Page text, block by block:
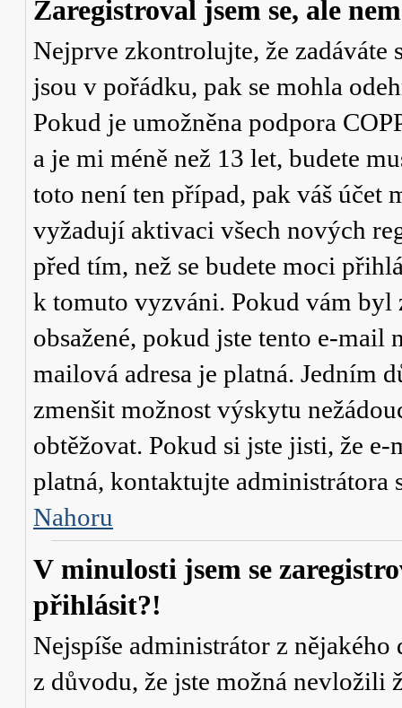
Zaregistroval jsem se, ale
Nejprve zkontrolujte, že zadáváte
jsou v pořádku, pak se mohla
Pokud je umožněna podpora
a je mi méně než 13 let, budete
toto není ten případ, pak váš účet
vyžadují aktivaci všech nových
před tím, než se budete moci
k tomuto vyzváni. Pokud vám byl
obsažené, pokud jste tento e-mail
mailová adresa je platná. Jedním
zmenšit možnost výskytu
obtěžovat. Pokud si jste jisti, že
platná, kontaktujte administrátora
Nahoru
V minulosti jsem se
přihlásit?!
Nejspíše administrátor z
z důvodu, že jste možná nevložili